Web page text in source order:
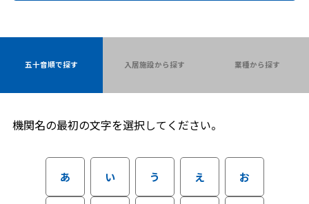
五十音順で探す 入居施設から探す 業種から探す
機関名の最初の文字を選択してください。
あ い う え お